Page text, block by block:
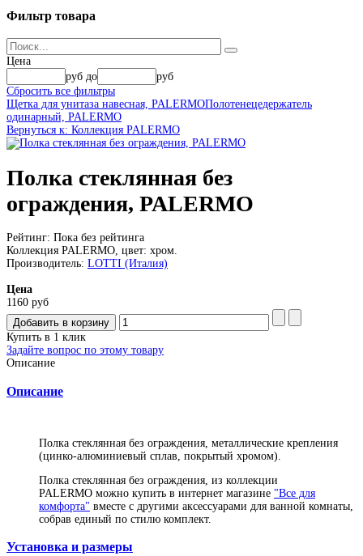
Фильтр товара
Цена
руб до
руб
Сбросить все фильтры
Щетка для унитаза навесная, PALERMOПолотенецедержатель
одинарный, PALERMO
Вернуться к: Коллекция PALERMO
Полка стеклянная без
ограждения, PALERMO
Рейтинг: Пока без рейтинга
Коллекция PALERMO, цвет: хром.
Производитель: LOTTI (Италия)
Цена
1160 руб
Купить в 1 клик
Задайте вопрос по этому товару
Описание
Описание
Полка стеклянная без ограждения, металлические крепления
(цинко-алюминиевый сплав, покрытый хромом).
Полка стеклянная без ограждения, из коллекции
PALERMO можно купить в интернет магазине "Все для
комфорта" вместе с другими аксессуарами для ванной комнаты,
собрав единый по стилю комплект.
Установка и размеры